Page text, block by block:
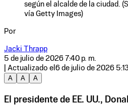
según el alcalde de la ciudad.
vía Getty Images)
Por
Jacki Thrapp
5 de julio de 2026 7:40 p. m.
| Actualizado el 6 de julio de 2026
A
A A
El presidente de EE. UU.,